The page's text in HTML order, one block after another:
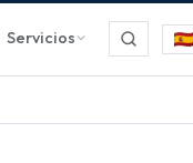
Servicios